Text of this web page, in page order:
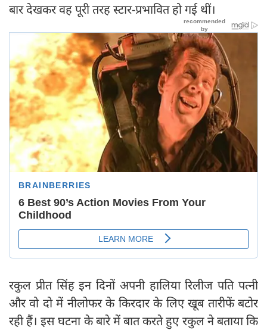
बार देखकर वह पूरी तरह स्टार-प्रभावित हो गई थीं।
रकुल प्रीत सिंह इन दिनों अपनी हालिया रिलीज पति पत्नी
और वो दो में नीलोफर के किरदार के लिए खूब तारीफें बटोर
रही हैं। इस घटना के बारे में बात करते हुए रकुल ने बताया कि